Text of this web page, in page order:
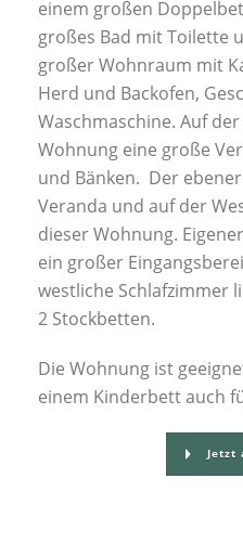
einem großen
großes Bad mit Toilette
großer Wohnraum mit
Herd und Backofen,
Waschmaschine. Auf
Wohnung eine große
und Bänken. Der
Veranda und auf der
dieser Wohnung.
ein großer
westliche Schlafzimmer
2 Stockbetten.
Die Wohnung ist
einem Kinderbett auch
Jetzt